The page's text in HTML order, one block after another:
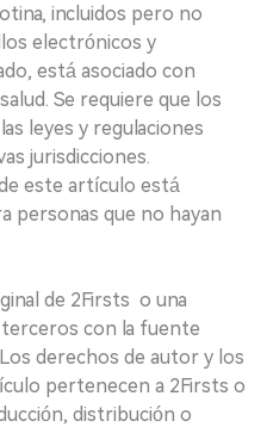
incluidos pero no
electrónicos y
está asociado con
Se requiere que los
leyes y regulaciones
jurisdicciones.
de este artículo está
personas que no hayan
de 2Firsts o una
con la fuente
derechos de autor y los
pertenecen a 2Firsts o
distribución o